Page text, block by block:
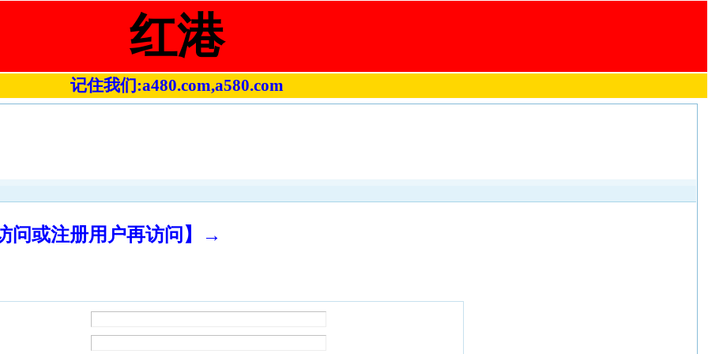
红港
记住我们:a480.com,a580.com
问或注册用户再访问】→